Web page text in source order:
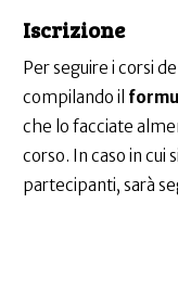
Iscrizione
Per seguire i corsi
compilando il
che lo facciate
corso. In caso in cui
partecipanti, sarà